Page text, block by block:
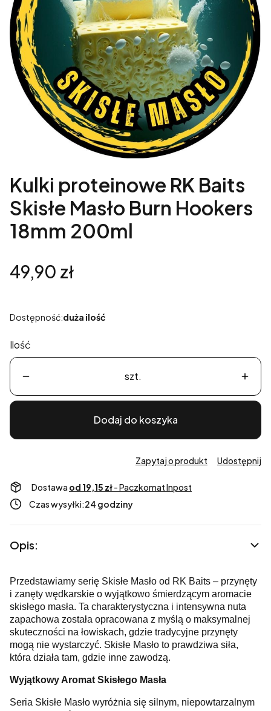
Kulki proteinowe RK Baits
Skisłe Masło Burn Hookers
18mm 200ml
Cena
49,90 zł
Dostępność:duża ilość
Ilość
szt.
Dodaj do koszyka
Zapytaj o produkt Udostępnij
Dostawa od 19,15 zł- Paczkomat Inpost
Czas wysyłki:24 godziny
Opis:
Przedstawiamy serię Skisłe Masło od RK Baits – przynęty
i zanęty wędkarskie o wyjątkowo śmierdzącym aromacie
skisłego masła. Ta charakterystyczna i intensywna nuta
zapachowa została opracowana z myślą o maksymalnej
skuteczności na łowiskach, gdzie tradycyjne przynęty
mogą nie wystarczyć. Skisłe Masło to prawdziwa siła,
która działa tam, gdzie inne zawodzą.
Wyjątkowy Aromat Skisłego Masła
Seria Skisłe Masło wyróżnia się silnym, niepowtarzalnym